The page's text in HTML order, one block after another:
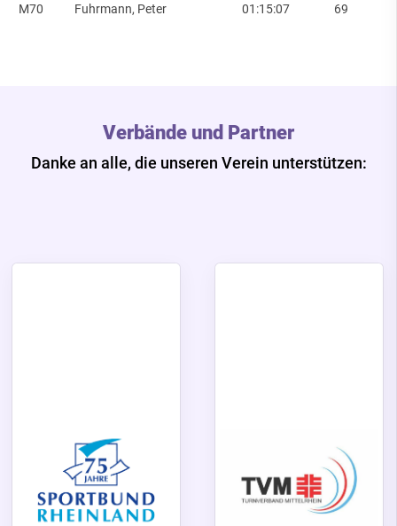
M70
Fuhrmann, Peter 01:15:07 69
Verbände und Partner
Danke an alle, die unseren Verein unterstützen: